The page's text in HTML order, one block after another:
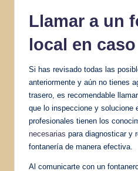
Llamar a un
local en
Si has revisado todas las
anteriormente y aún no tienes
trasero, es recomendable
que lo inspeccione y solucione
profesionales tienen los
necesarias para diagnosticar y
fontanería de manera efectiva.
Al comunicarte con un